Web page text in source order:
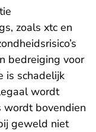
zoals xtc en
bedreiging voor
is schadelijk
wordt
wordt bovendien
geweld niet